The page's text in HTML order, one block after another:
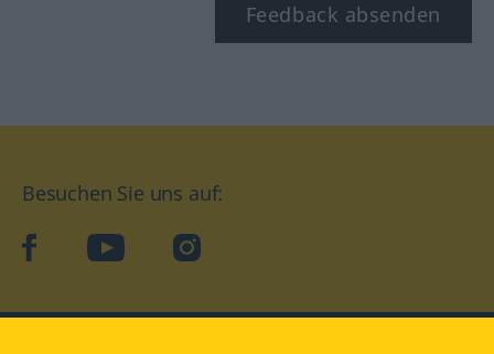
Feedback absenden
Besuchen Sie uns auf:
facebookYouTube Instagram